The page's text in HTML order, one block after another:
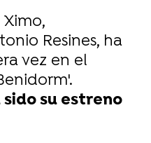
Resines, ha
vez en el
sido su estreno